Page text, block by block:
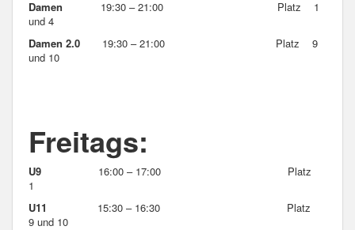
Damen 19:30 – 21:00 Platz 1
und 4
Damen 2.0
19:30 – 21:00 Platz 9
und 10
Freitags:
U9 16:00 – 17:00 Platz
1
U11 15:30 – 16:30 Platz
9 und 10